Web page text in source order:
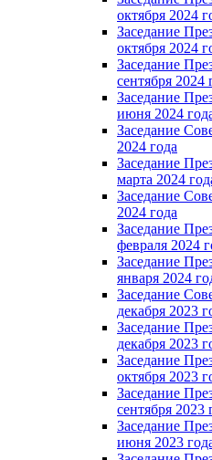
октября 2024
Заседание
октября 2024
Заседание
сентября 2024
Заседание
июня 2024
Заседание
2024 года
Заседание
марта 2024
Заседание
2024 года
Заседание
февраля 2024
Заседание
января 2024
Заседание
декабря 2023
Заседание
декабря 2023
Заседание
октября 2023
Заседание
сентября 2023
Заседание
июня 2023